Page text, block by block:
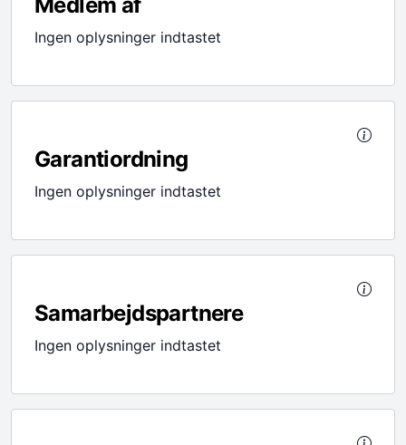
Medlem af
Ingen oplysninger indtastet
Garantiordning
Ingen oplysninger indtastet
Samarbejdspartnere
Ingen oplysninger indtastet